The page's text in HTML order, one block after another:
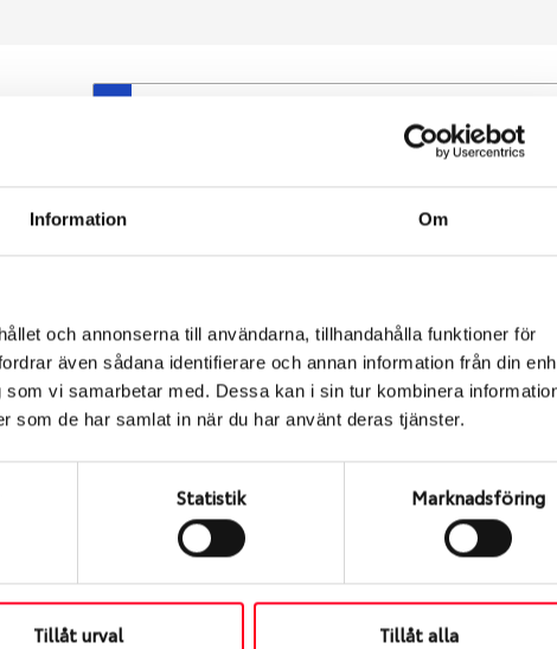
Information Om
och annonserna till användarna, tillhandahålla funktioner för
även sådana identifierare och annan information från din
vi samarbetar med. Dessa kan i sin tur kombinera
som de har samlat in när du har använt deras tjänster.
Statistik Marknadsföring
Tillåt urval Tillåt alla
din
lopp
till någon av våra däckverkstäder i Göteborg. Välj mellan
eller service. När vi byter dina däck ser vi till att de